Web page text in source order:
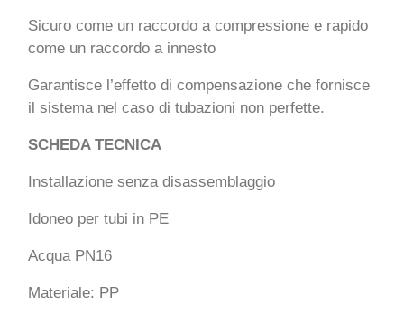
Sicuro come un raccordo a compressione e rapido
come un raccordo a innesto
Garantisce l’effetto di compensazione che fornisce
il sistema nel caso di tubazioni non perfette.
SCHEDA TECNICA
Installazione senza disassemblaggio
Idoneo per tubi in PE
Acqua PN16
Materiale: PP